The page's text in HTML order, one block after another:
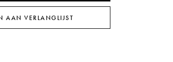
AAN VERLANGLIJST